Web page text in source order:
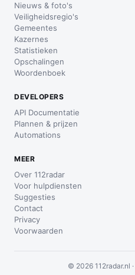
Nieuws & foto's
Veiligheidsregio's
Gemeentes
Kazernes
Statistieken
Opschalingen
Woordenboek
DEVELOPERS
API Documentatie
Plannen & prijzen
Automations
MEER
Over 112radar
Voor hulpdiensten
Suggesties
Contact
Privacy
Voorwaarden
© 2026 112radar.nl ·